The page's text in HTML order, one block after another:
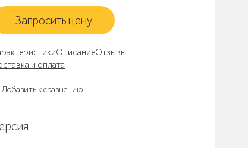
Запросить цену
ОписаниеОтзывы
и оплата
Добавить к сравнению